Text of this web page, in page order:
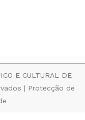
E CULTURAL DE
| Protecção de